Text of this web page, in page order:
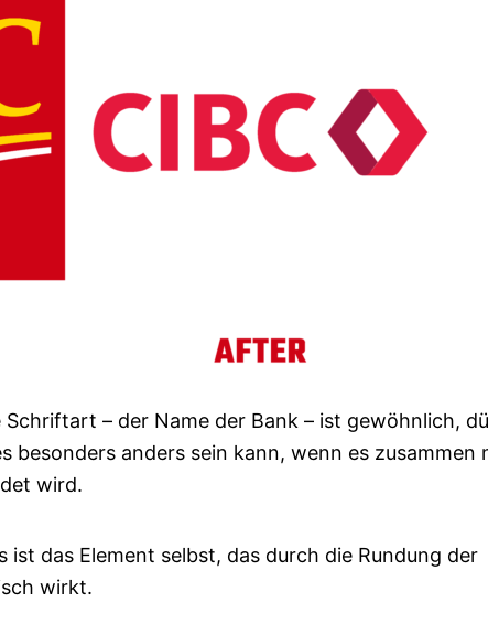
– der Name der Bank – ist gewöhnlich,
besonders anders sein kann, wenn es zusammen
wird.
das Element selbst, das durch die Rundung der
wirkt.